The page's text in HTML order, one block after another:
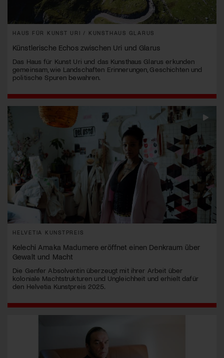
HAUS FÜR KUNST URI / KUNSTHAUS GLARUS
Künstlerische Echos zwischen Uri und Glarus
Das Haus für Kunst Uri und das Kunsthaus Glarus erkunden
gemeinsam, wie Landschaften Erinnerungen, Geschichten und
politische Spuren bewahren.
HELVETIA KUNSTPREIS
Kelechi Amaka Madumere eröffnet einen Denkraum über
Gewalt und Macht
Die Genfer Absolventin überzeugt mit ihrer Arbeit über
koloniale Machtstrukturen und Ungleichheit und erhielt dafür
den Helvetia Kunstpreis 2025.